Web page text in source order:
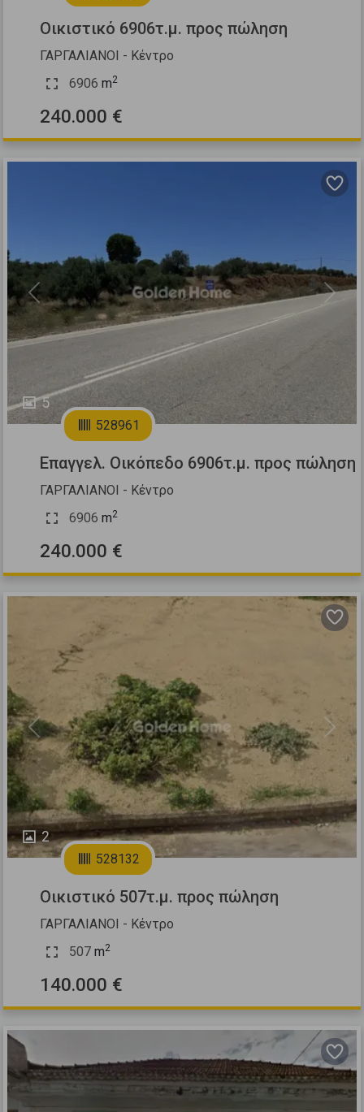
Οικιστικό 6906τ.μ. προς πώληση
ΓΑΡΓΑΛΙΑΝΟΙ - Κέντρο
6906 m2
240.000 €
5
Previous Next
528961
Επαγγελ. Οικόπεδο 6906τ.μ. προς πώληση
ΓΑΡΓΑΛΙΑΝΟΙ - Κέντρο
6906 m2
240.000 €
2
Previous Next
528132
Οικιστικό 507τ.μ. προς πώληση
ΓΑΡΓΑΛΙΑΝΟΙ - Κέντρο
507 m2
140.000 €